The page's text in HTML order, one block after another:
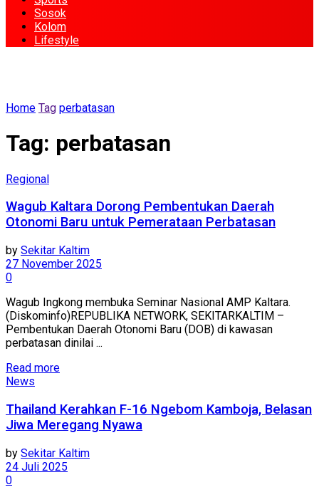
Sosok
Kolom
Lifestyle
Home Tag perbatasan
Tag: perbatasan
Regional
Wagub Kaltara Dorong Pembentukan Daerah
Otonomi Baru untuk Pemerataan Perbatasan
by Sekitar Kaltim
27 November 2025
0
Wagub Ingkong membuka Seminar Nasional AMP Kaltara.
(Diskominfo)REPUBLIKA NETWORK, SEKITARKALTIM –
Pembentukan Daerah Otonomi Baru (DOB) di kawasan
perbatasan dinilai ...
Read more
News
Thailand Kerahkan F-16 Ngebom Kamboja, Belasan
Jiwa Meregang Nyawa
by Sekitar Kaltim
24 Juli 2025
0